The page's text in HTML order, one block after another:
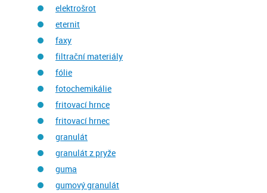
elektrošrot
eternit
faxy
filtrační materiály
fólie
fotochemikálie
fritovací hrnce
fritovací hrnec
granulát
granulát z pryže
guma
gumový granulát